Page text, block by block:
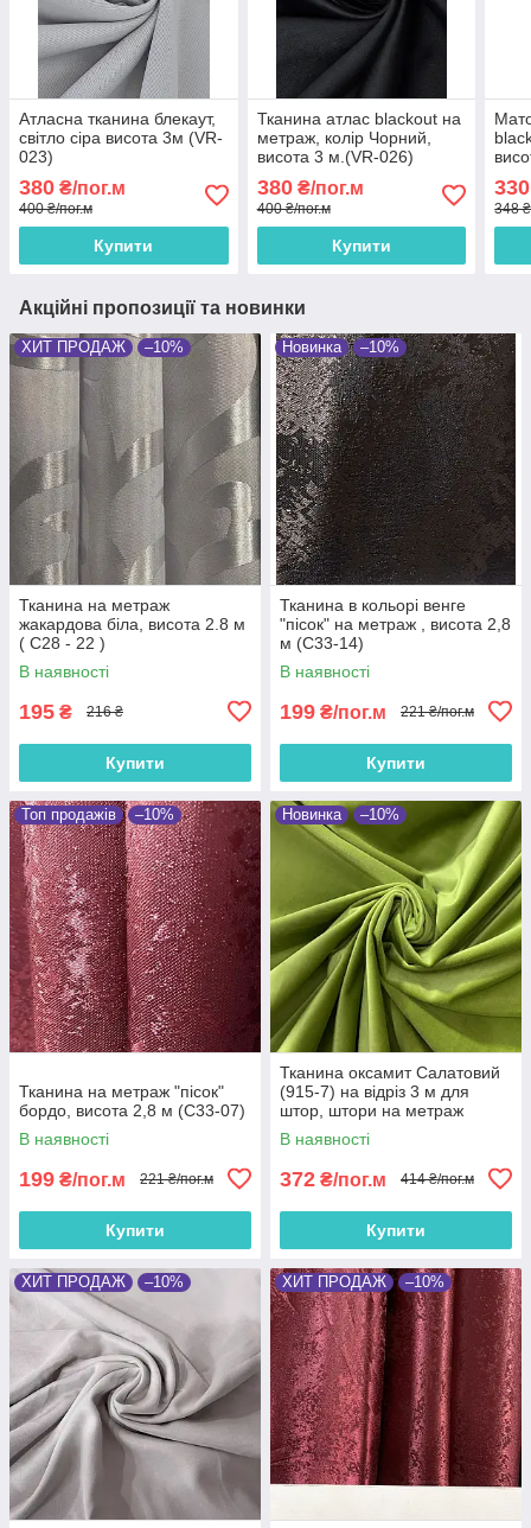
Атласна тканина блекаут,
світло сіра висота 3м (VR-
023)
380 ₴/пог.м
400 ₴/пог.м
Купити
Тканина атлас blackout на
метраж, колір Чорний,
висота 3 м.(VR-026)
380₴/пог.м
400 ₴/пог.м
Купити
330
348
Акційні пропозиції та новинки
ХИТ ПРОДАЖ –10%
Тканина на метраж
жакардова біла, висота 2.8 м
( С28 - 22 )
В наявності
195 ₴ 216 ₴
Купити
Новинка –10%
Тканина в кольорі венге
"пісок" на метраж , висота 2,8
м (С33-14)
В наявності
199 ₴/пог.м 221 ₴/пог.м
Купити
Топ продажів –10%
Тканина на метраж "пісок"
бордо, висота 2,8 м (С33-07)
В наявності
199 ₴/пог.м 221 ₴/пог.м
Купити
Новинка –10%
Тканина оксамит Салатовий
(915-7) на відріз 3 м для
штор, штори на метраж
оксамитові, відрізні портьєри
В наявності
372 ₴/пог.м 414 ₴/пог.м
Купити
ХИТ ПРОДАЖ –10% ХИТ ПРОДАЖ –10%